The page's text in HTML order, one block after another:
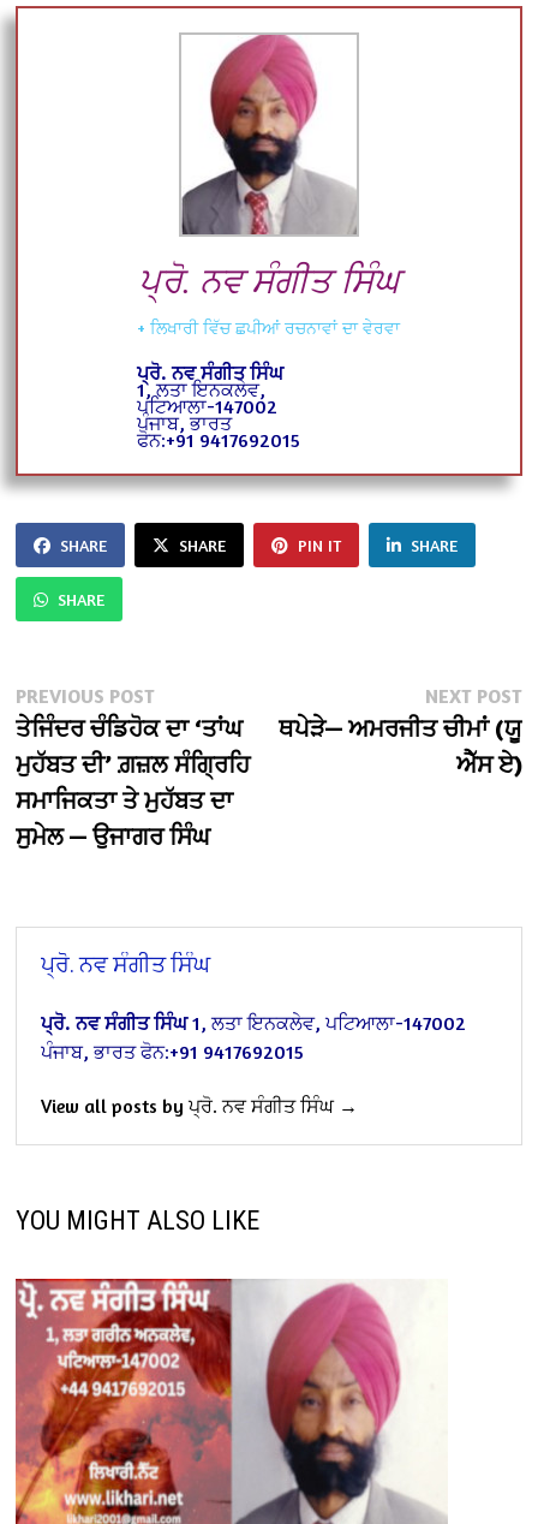
ਪ੍ਰੋ. ਨਵ ਸੰਗੀਤ ਸਿੰਘ
+ ਲਿਖਾਰੀ ਵਿੱਚ ਛਪੀਆਂ ਰਚਨਾਵਾਂ ਦਾ ਵੇਰਵਾ
ਪ੍ਰੋ. ਨਵ ਸੰਗੀਤ ਸਿੰਘ
1, ਲਤਾ ਇਨਕਲੇਵ,
ਪਟਿਆਲਾ-147002
ਪੰਜਾਬ, ਭਾਰਤ
ਫੋਨ:+91 9417692015
SHARE SHARE PIN IT SHARE
SHARE
Post
navigation
PREVIOUS POSTPrevious
post:
ਤੇਜਿੰਦਰ ਚੰਡਿਹੋਕ ਦਾ ‘ਤਾਂਘ
ਮੁਹੱਬਤ ਦੀ’ ਗ਼ਜ਼ਲ ਸੰਗ੍ਰਿਹਿ
ਸਮਾਜਿਕਤਾ ਤੇ ਮੁਹੱਬਤ ਦਾ
ਸੁਮੇਲ — ਉਜਾਗਰ ਸਿੰਘ
NEXT POST
ਥਪੇੜੇ— ਅਮਰਜੀਤ ਚੀਮਾਂ (ਯੂ
ਐੱਸ ਏ)
ਪ੍ਰੋ. ਨਵ ਸੰਗੀਤ ਸਿੰਘ
ਪ੍ਰੋ. ਨਵ ਸੰਗੀਤ ਸਿੰਘ 1, ਲਤਾ ਇਨਕਲੇਵ, ਪਟਿਆਲਾ-147002
ਪੰਜਾਬ, ਭਾਰਤ ਫੋਨ:+91 9417692015
View all posts by ਪ੍ਰੋ. ਨਵ ਸੰਗੀਤ ਸਿੰਘ →
YOU MIGHT ALSO LIKE